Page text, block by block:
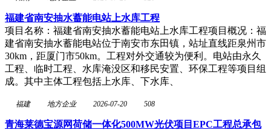
福建省南安抽水蓄能电站上水库工程
项目名称：福建省南安抽水蓄能电站上水库工程项目概况：福
建省南安抽水蓄能电站位于南安市东田镇，站址直线距泉州市
30km，距厦门市50km。工程对外交通较为便利。电站由永久
工程、临时工程、水库淹没区和移民安置、环保工程等项目组
成。其中主体工程包括上水库、下水库、
福建 地方企业 2026-07-20 508
青海莱德宝源网荷储一体化500MW光伏项目EPC工程总承包